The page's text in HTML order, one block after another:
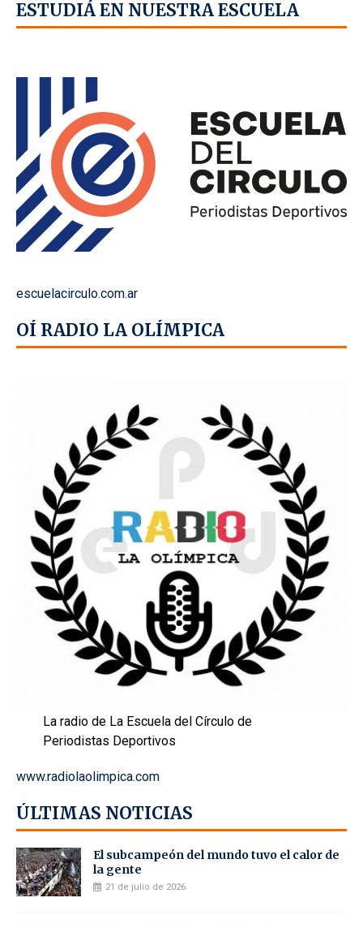
ESTUDIÁ EN NUESTRA ESCUELA
escuelacirculo.com.ar
OÍ RADIO LA OLÍMPICA
La radio de La Escuela del Círculo de
Periodistas Deportivos
www.radiolaolimpica.com
ÚLTIMAS NOTICIAS
El subcampeón del mundo tuvo el calor de
la gente
21 de julio de 2026